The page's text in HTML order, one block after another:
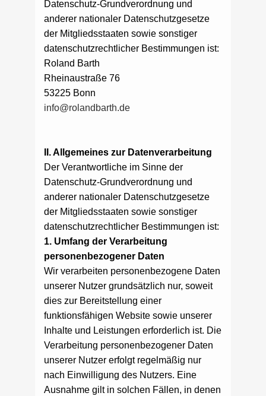
Datenschutz-Grundverordnung und
anderer nationaler Datenschutzgesetze
der Mitgliedsstaaten sowie sonstiger
datenschutzrechtlicher Bestimmungen ist:
Roland Barth
Rheinaustraße 76
53225 Bonn
info@rolandbarth.de
II. Allgemeines zur Datenverarbeitung
Der Verantwortliche im Sinne der
Datenschutz-Grundverordnung und
anderer nationaler Datenschutzgesetze
der Mitgliedsstaaten sowie sonstiger
datenschutzrechtlicher Bestimmungen ist:
1. Umfang der Verarbeitung
personenbezogener Daten
Wir verarbeiten personenbezogene Daten
unserer Nutzer grundsätzlich nur, soweit
dies zur Bereitstellung einer
funktionsfähigen Website sowie unserer
Inhalte und Leistungen erforderlich ist. Die
Verarbeitung personenbezogener Daten
unserer Nutzer erfolgt regelmäßig nur
nach Einwilligung des Nutzers. Eine
Ausnahme gilt in solchen Fällen, in denen